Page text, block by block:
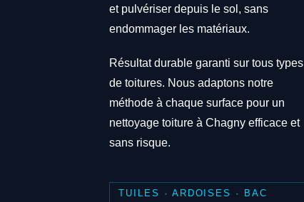
et pulvériser depuis le sol, sans
endommager les matériaux.
Résultat durable garanti sur tous types
de toitures. Nous adaptons notre
méthode à chaque surface pour un
nettoyage toiture à Chagny efficace et
sans risque.
TUILES · ARDOISES · BAC